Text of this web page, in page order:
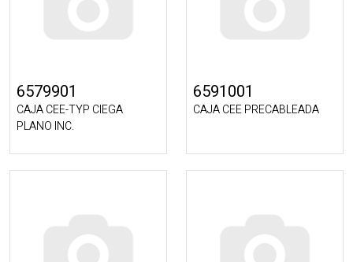
6579901
CAJA CEE-TYP CIEGA
PLANO INC.
6591001
CAJA CEE PRECABLEADA